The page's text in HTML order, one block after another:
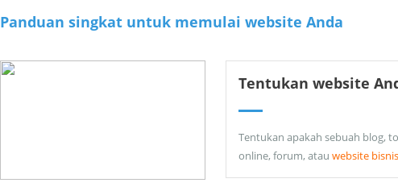
Panduan singkat untuk memulai website Anda
Tentukan website
Tentukan apakah sebuah blog,
online, forum, atau website bisnis